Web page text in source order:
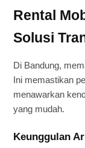
Rental
Solusi
Di Bandung,
Ini memastikan
menawarkan
yang mudah.
Keunggulan